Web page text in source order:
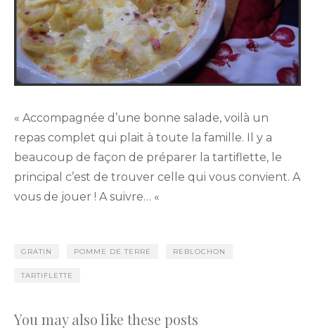
« Accompagnée d’une bonne salade, voilà un
repas complet qui plait à toute la famille. Il y a
beaucoup de façon de préparer la tartiflette, le
principal c’est de trouver celle qui vous convient. A
vous de jouer ! A suivre… «
GRATIN POMME DE TERRE REBLOCHON
TARTIFLETTE
You may also like these posts